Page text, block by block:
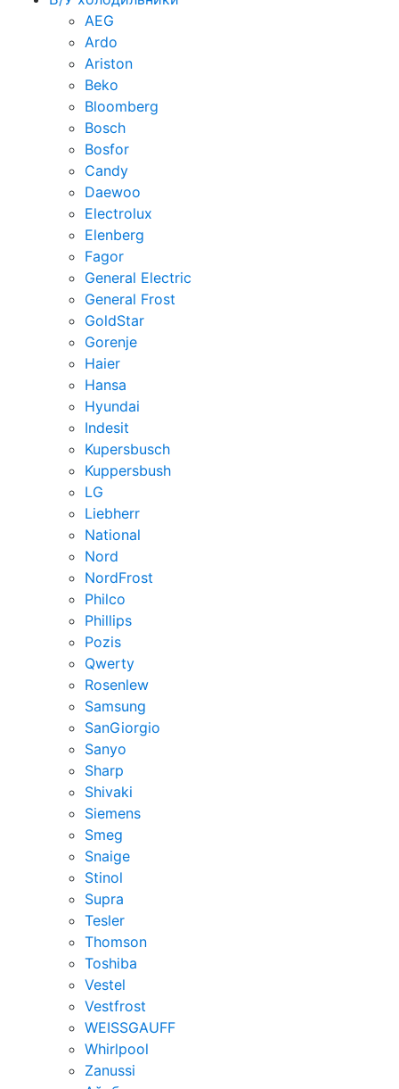
AEG
Ardo
Ariston
Beko
Bloomberg
Bosch
Bosfor
Candy
Daewoo
Electrolux
Elenberg
Fagor
General Electric
General Frost
GoldStar
Gorenje
Haier
Hansa
Hyundai
Indesit
Kupersbusch
Kuppersbush
LG
Liebherr
National
Nord
NordFrost
Philco
Phillips
Pozis
Qwerty
Rosenlew
Samsung
SanGiorgio
Sanyo
Sharp
Shivaki
Siemens
Smeg
Snaige
Stinol
Supra
Tesler
Thomson
Toshiba
Vestel
Vestfrost
WEISSGAUFF
Whirlpool
Zanussi